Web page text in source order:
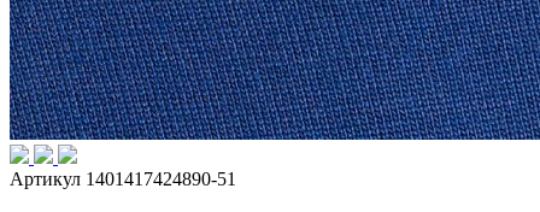
Артикул 1401417424890-51